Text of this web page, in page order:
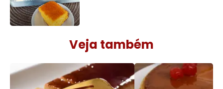
Veja também